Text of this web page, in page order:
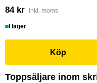
84 kr inkl. moms
I lager
Köp
Toppsäljare inom